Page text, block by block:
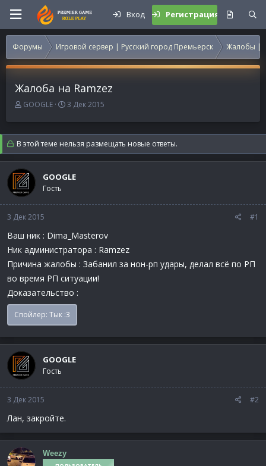
Вход Регистрация
Форумы Игровой сервер | Русский город Премьерск Жалобы |
Жалоба на Ramzez
А
т
о
р
т
е
м
ы
GOOGLE
Д
т
а
н
а
а
3 Дек 2015
В этой теме нельзя размещать новые ответы.
GOOGLE
Гость
3 Дек 2015 #1
Ваш ник : Dima_Masterov
Ник администратора : Ramzez
Причина жалобы : Забанил за нон-рп удары, делал всё по РП
во время РП ситуации!
Доказательство :
Спойлер: Тык :3
GOOGLE
Гость
3 Дек 2015 #2
Лан, закройте.
Weezy